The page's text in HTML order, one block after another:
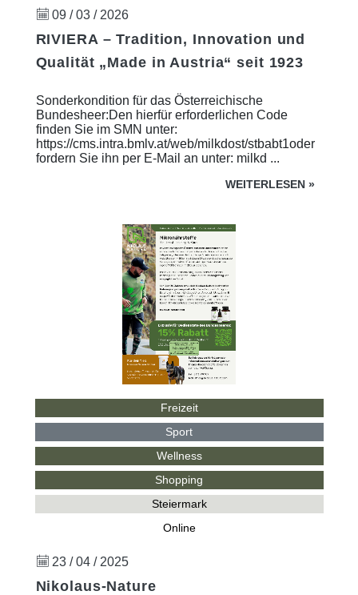
09 / 03 / 2026
RIVIERA – Tradition, Innovation und
Qualität „Made in Austria“ seit 1923
Sonderkondition für das Österreichische
Bundesheer:Den hierfür erforderlichen Code
finden Sie im SMN unter:
https://cms.intra.bmlv.at/web/milkdost/stbabt1oder
fordern Sie ihn per E-Mail an unter: milkd ...
WEITERLESEN »
Freizeit
Sport
Wellness
Shopping
Steiermark
Online
23 / 04 / 2025
Nikolaus-Nature